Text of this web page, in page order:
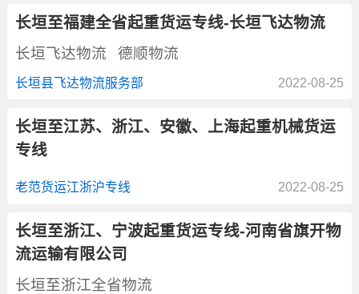
长垣至福建全省起重货运专线-长垣飞达物流
长垣飞达物流 德顺物流
2022-08-25
长垣县飞达物流服务部
长垣至江苏、浙江、安徽、上海起重机械货运
专线
2022-08-25
老范货运江浙沪专线
长垣至浙江、宁波起重货运专线-河南省旗开物
流运输有限公司
长垣至浙江全省物流